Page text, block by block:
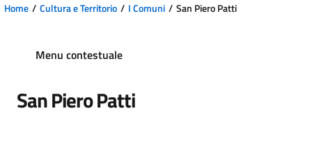
Home Cultura e Territorio I Comuni San Piero Patti
Menu contestuale
San Piero Patti